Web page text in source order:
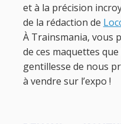
et à la précision
de la rédaction de
À Trainsmania, vous
de ces maquettes
gentillesse de nous
à vendre sur l’expo !